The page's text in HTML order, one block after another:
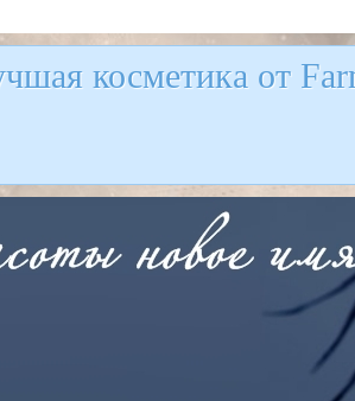
косметика от